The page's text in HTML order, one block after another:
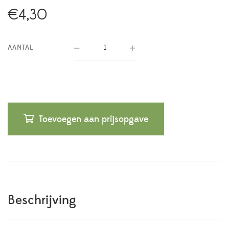
€4,30
AANTAL
Toevoegen aan prijsopgave
Beschrijving